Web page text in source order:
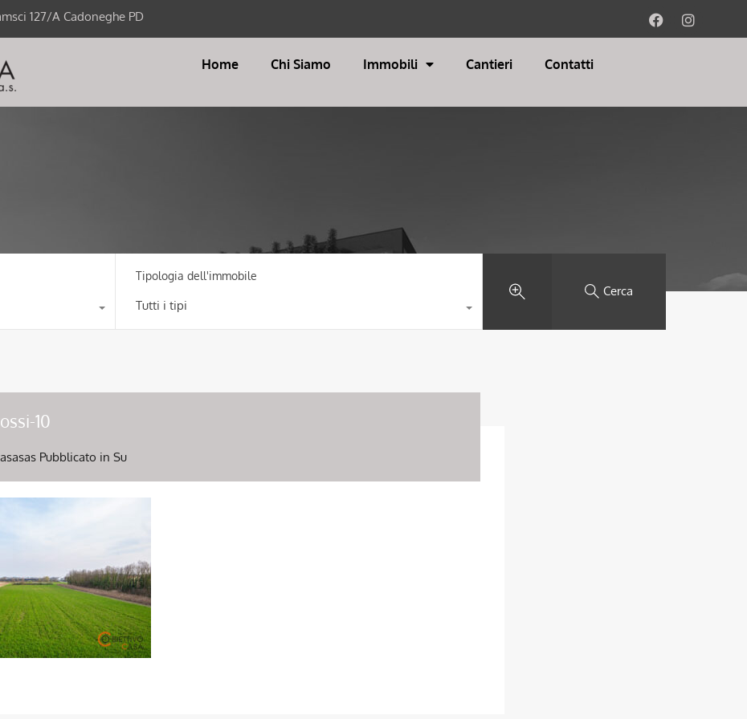
127/A Cadoneghe PD
Home Chi Siamo Immobili Cantieri Contatti
Tipologia dell'immobile
Tutti i tipi
Cerca
10
Pubblicato in Su